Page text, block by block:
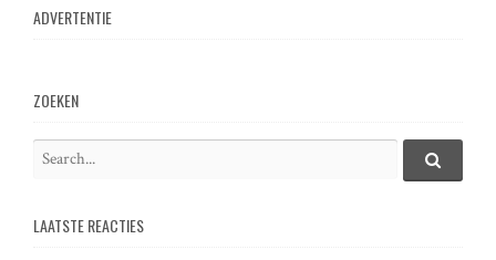
ADVERTENTIE
ZOEKEN
r
S
LAATSTE REACTIES